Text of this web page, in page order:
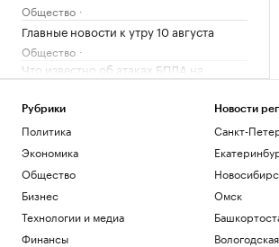
Общество
Главные новости к утру 10 августа
Общество
Что известно об атаках БПЛА на
регионы России. Главное к 10 августа
Политика
Рубрики
Политика
Экономика
Общество
Бизнес
Технологии и медиа
Финансы
Новости
Санкт-
Омск